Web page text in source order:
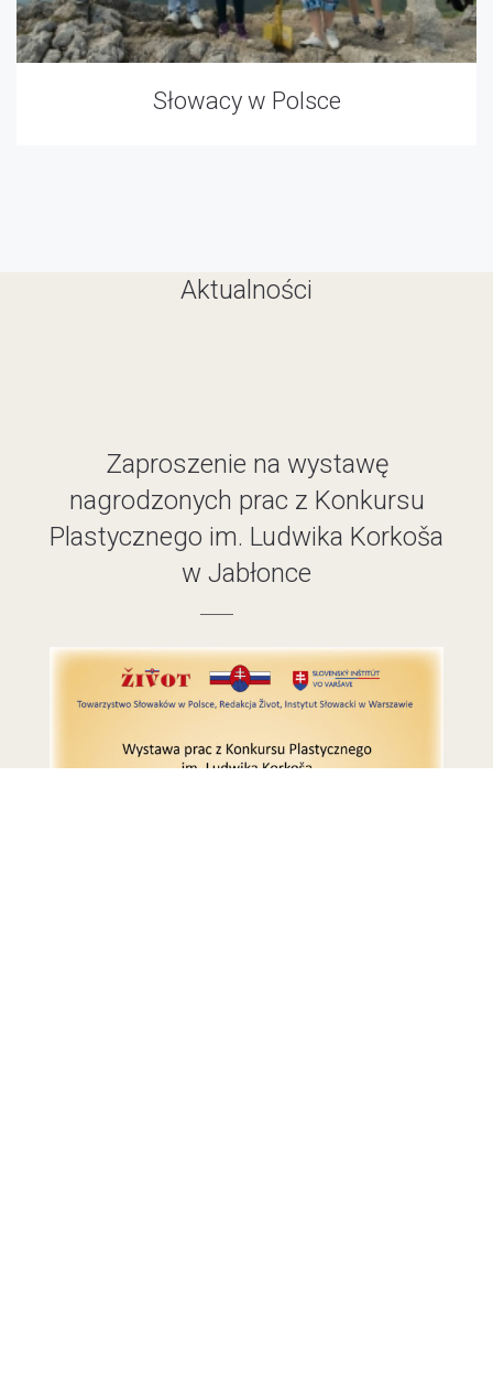
Słowacy w Polsce
Aktualności
Zaproszenie na wystawę
nagrodzonych prac z Konkursu
Plastycznego im. Ludwika Korkoša
w Jabłonce